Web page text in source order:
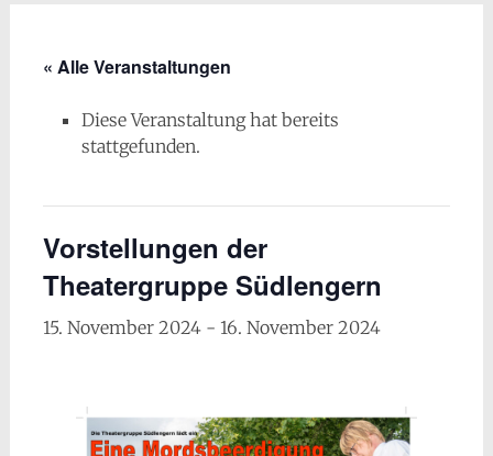
« Alle Veranstaltungen
Diese Veranstaltung hat bereits
stattgefunden.
Vorstellungen der
Theatergruppe Südlengern
15. November 2024- 16. November 2024